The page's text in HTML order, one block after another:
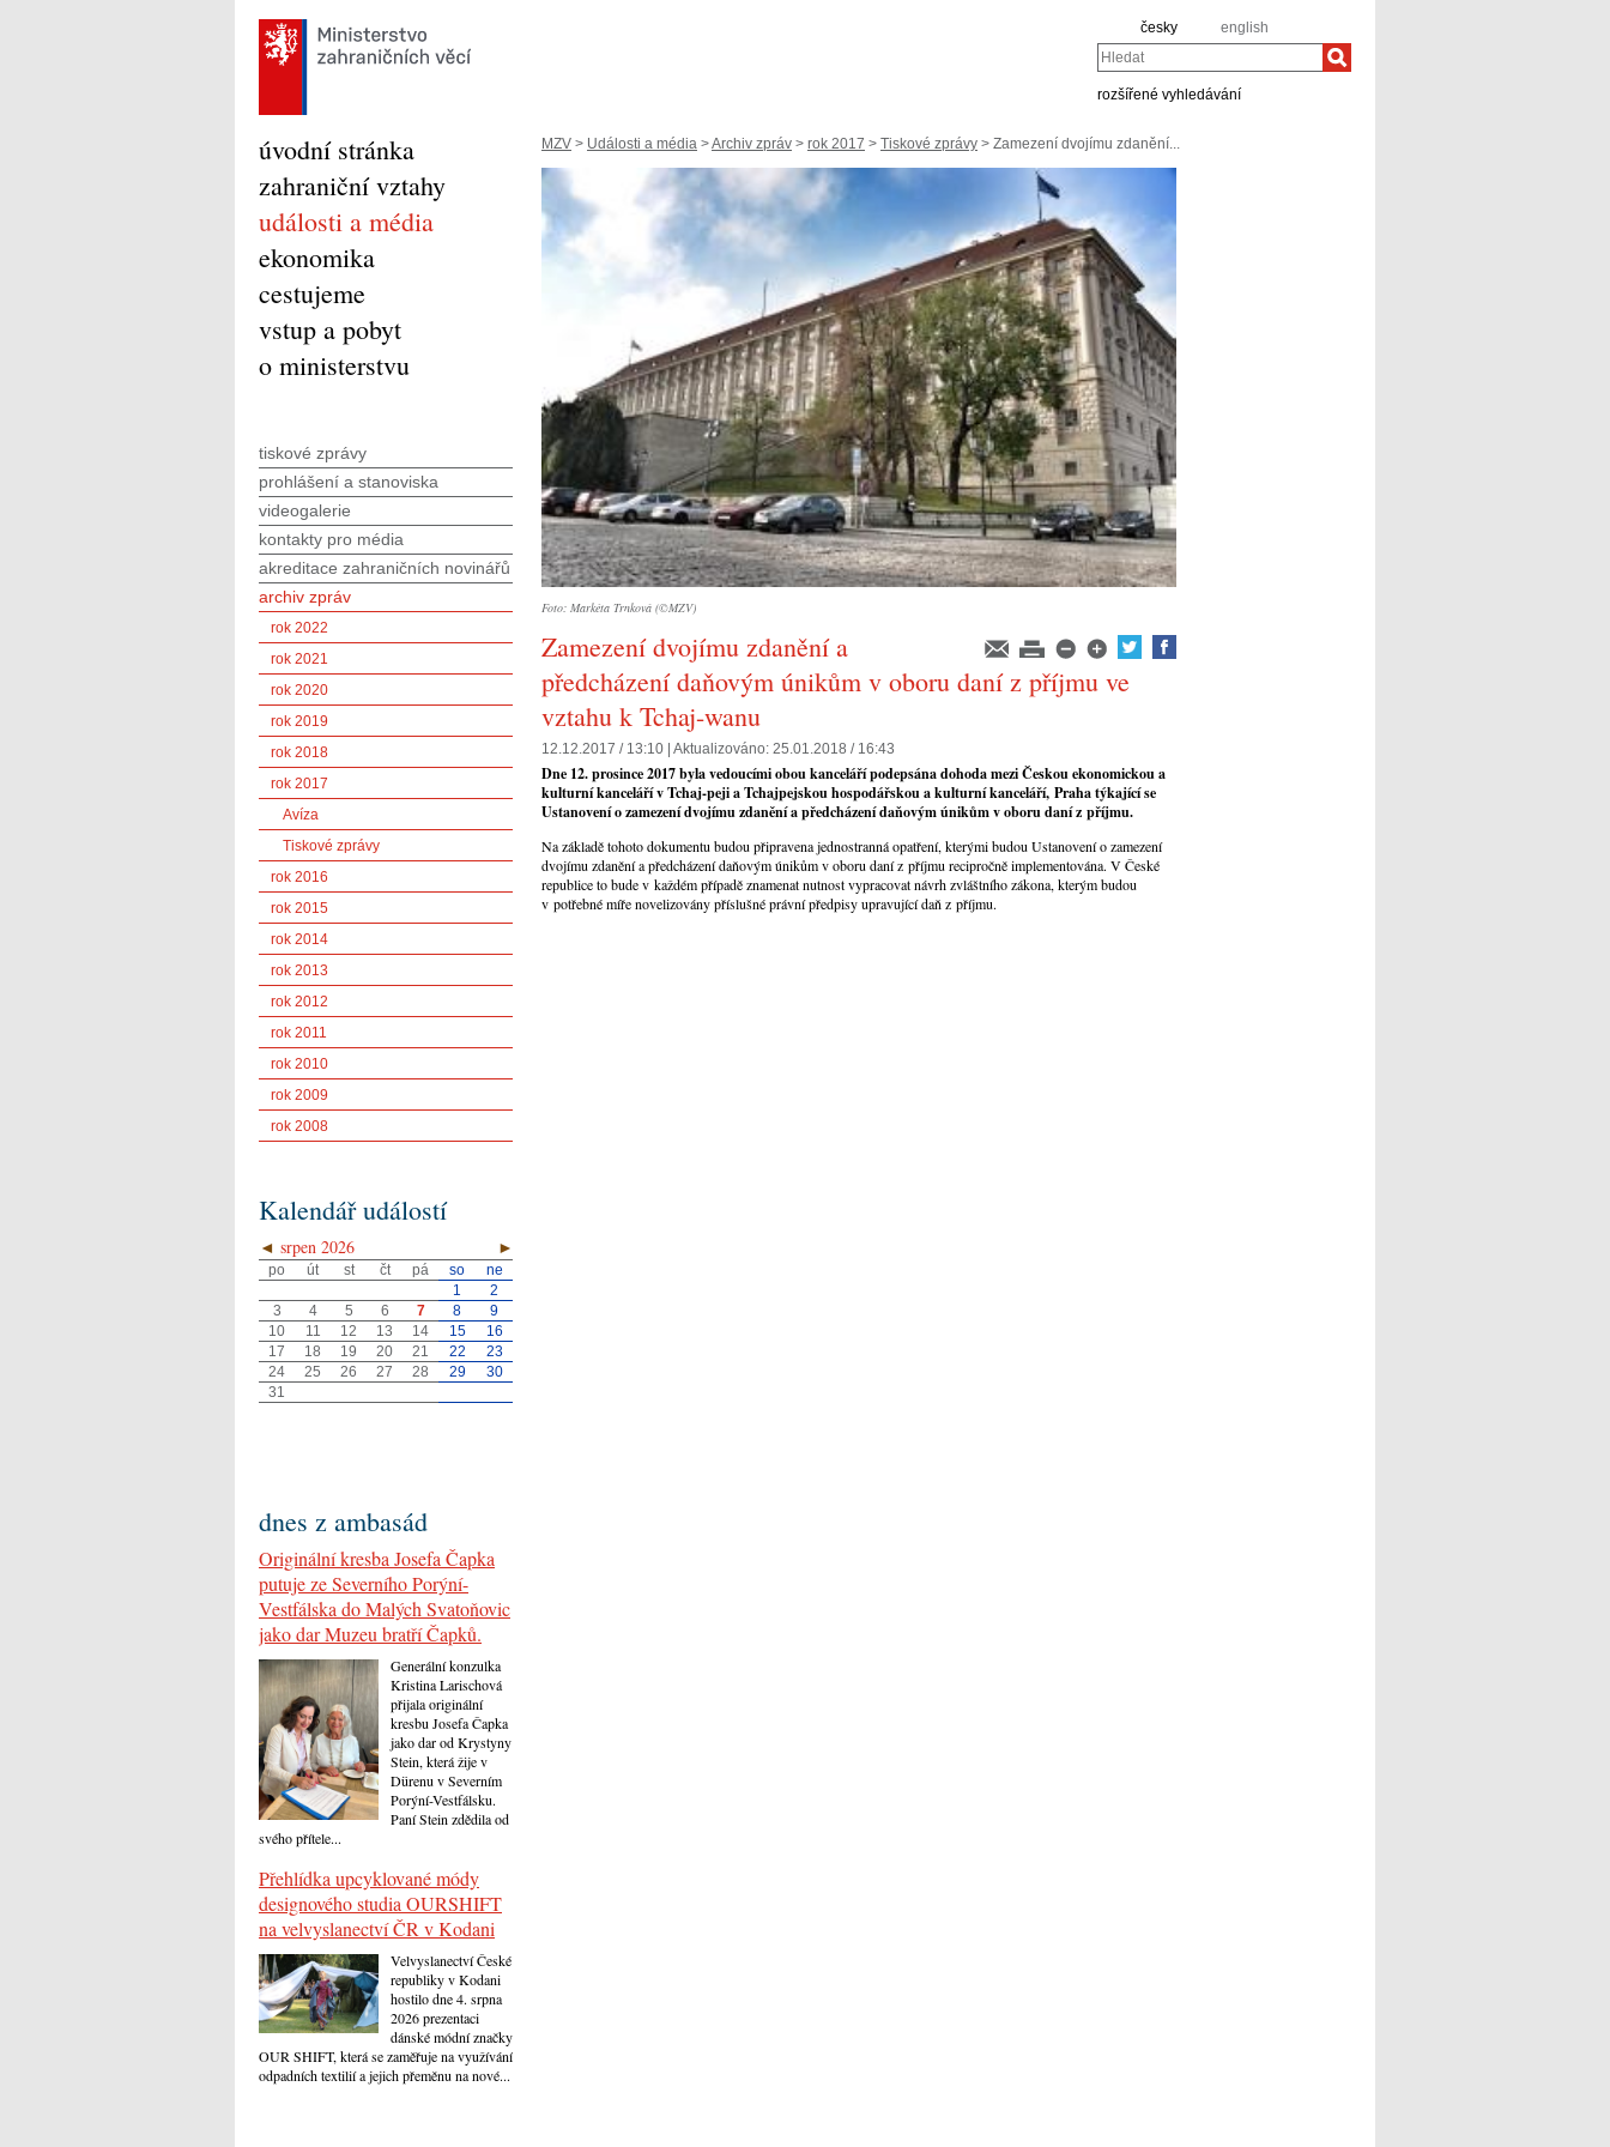
česky english
Hledat
rozšířené vyhledávání
MZV > Události a média >Archiv zpráv > rok 2017 > Tiskové zprávy > Zamezení dvojímu zdanění...
Foto: Markéta Trnková (©MZV)
Zamezení dvojímu zdanění a
předcházení daňovým únikům v oboru daní z příjmu ve
vztahu k Tchaj-wanu
12.12.2017 / 13:10 | Aktualizováno: 25.01.2018 / 16:43
Dne 12. prosince 2017 byla vedoucími obou kanceláří podepsána dohoda mezi Českou ekonomickou a
kulturní kanceláří v Tchaj-peji a Tchajpejskou hospodářskou a kulturní kanceláří, Praha týkající se
Ustanovení o zamezení dvojímu zdanění a předcházení daňovým únikům v oboru daní z příjmu.
Na základě tohoto dokumentu budou připravena jednostranná opatření, kterými budou Ustanovení o zamezení
dvojímu zdanění a předcházení daňovým únikům v oboru daní z příjmu recipročně implementována. V České
republice to bude v každém případě znamenat nutnost vypracovat návrh zvláštního zákona, kterým budou
v potřebné míře novelizovány příslušné právní předpisy upravující daň z příjmu.
úvodní stránka
zahraniční vztahy
události a média
ekonomika
cestujeme
vstup a pobyt
o ministerstvu
tiskové zprávy
prohlášení a stanoviska
videogalerie
kontakty pro média
akreditace zahraničních novinářů
archiv zpráv
rok 2022
rok 2021
rok 2020
rok 2019
rok 2018
rok 2017
Avíza
Tiskové zprávy
rok 2016
rok 2015
rok 2014
rok 2013
rok 2012
rok 2011
rok 2010
rok 2009
rok 2008
Kalendář událostí
◄ ►
srpen 2026
po út st čt pá so
ne
1
2
3
4 5 6 7 8
9
10
11 12 13 14 15
16
17
18 19 20 21 22
23
24
25 26 27 28 29
30
31
dnes z ambasád
Originální kresba Josefa Čapka
putuje ze Severního Porýní-
Vestfálska do Malých Svatoňovic
jako dar Muzeu bratří Čapků.
Generální konzulka
Kristina Larischová
přijala originální
kresbu Josefa Čapka
jako dar od Krystyny
Stein, která žije v
Dürenu v Severním
Porýní-Vestfálsku.
Paní Stein zdědila od
svého přítele...
Přehlídka upcyklované módy
designového studia OURSHIFT
na velvyslanectví ČR v Kodani
Velvyslanectví České
republiky v Kodani
hostilo dne 4. srpna
2026 prezentaci
dánské módní značky
OUR SHIFT, která se zaměřuje na využívání
odpadních textilií a jejich přeměnu na nové...